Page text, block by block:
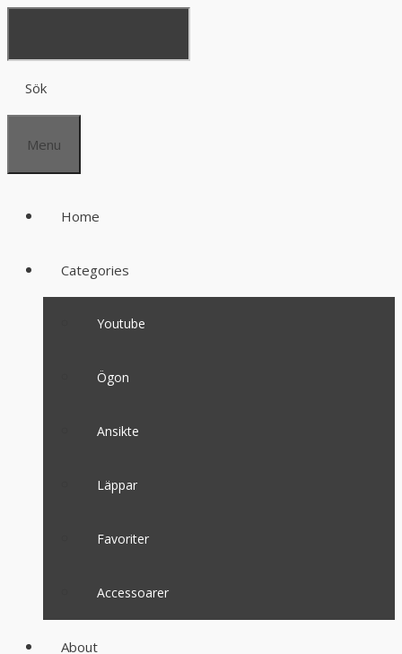
Sök
Menu
Home
Categories
Youtube
Ögon
Ansikte
Läppar
Favoriter
Accessoarer
About